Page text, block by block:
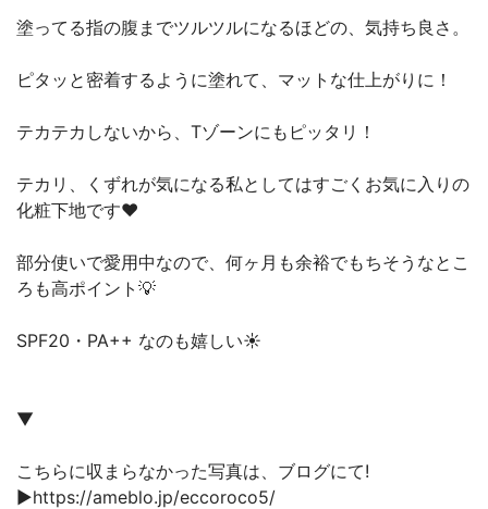
塗ってる指の腹までツルツルになるほどの、気持ち良さ。
ピタッと密着するように塗れて、マットな仕上がりに！
テカテカしないから、Tゾーンにもピッタリ！
テカリ、くずれが気になる私としてはすごくお気に入りの
化粧下地です❤️
部分使いで愛用中なので、何ヶ月も余裕でもちそうなとこ
ろも高ポイント💡
SPF20・PA++ なのも嬉しい☀️
▼
こちらに収まらなかった写真は、ブログにて!
▶︎https://ameblo.jp/eccoroco5/